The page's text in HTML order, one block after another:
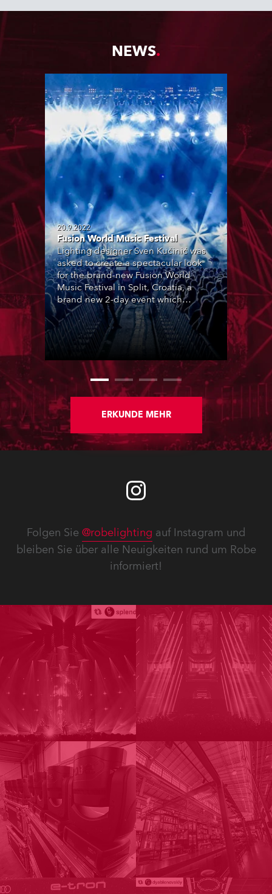
NEWS
20.9.2022
Fusion World Music Festival
Lighting designer Sven Kučinić was
asked to create a spectacular look
for the brand-new Fusion World
Music Festival in Split, Croatia, a
brand new 2-day event which
featured 12 leading SouthEast
European acts over two nights,
utilising the same site as ULTRA
ERKUNDE MEHR
Folgen Sie @robelighting auf Instagram und
bleiben Sie über alle Neuigkeiten rund um Robe
informiert!